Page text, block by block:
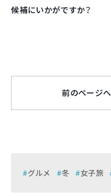
候補にいかがですか？
前のページへ
グルメ 冬 女子旅